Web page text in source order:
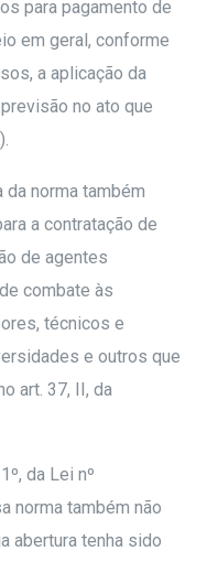
para pagamento de
em geral, conforme
a aplicação da
no ato que
norma também
a contratação de
de agentes
combate às
técnicos e
e outros que
art. 37, II, da
da Lei nº
norma também não
abertura tenha sido